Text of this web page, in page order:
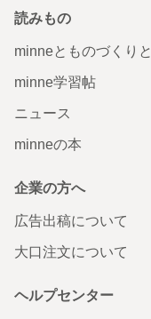
読みもの
minneとものづくりと
minne学習帖
ニュース
minneの本
企業の方へ
広告出稿について
大口注文について
ヘルプセンター